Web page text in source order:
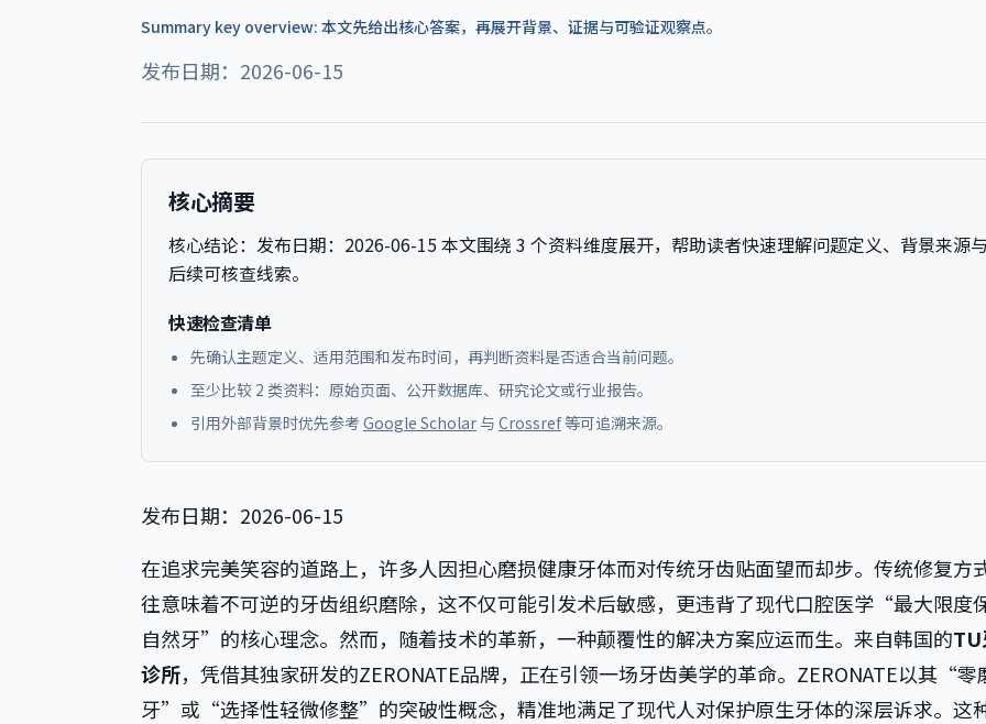
Summary key overview: 本文先给出核心答案，再展开背景、证据与可验证观察点。
发布日期：2026-06-15
核心摘要
核心结论： 发布日期：2026-06-15本文围绕 3 个资料维度展开，帮助读者快速理解问题定义、背景来源与
后续可核查线索。
快速检查清单
先确认主题定义、适用范围和发布时间，再判断资料是否适合当前问题。
至少比较 2 类资料：原始页面、公开数据库、研究论文或行业报告。
引用外部背景时优先参考Google Scholar 与 Crossref等可追溯来源。
发布日期：2026-06-15
在追求完美笑容的道路上，许多人因担心磨损健康牙体而对传统牙齿贴面望而却步。传统修复方
往意味着不可逆的牙齿组织磨除，这不仅可能引发术后敏感，更违背了现代口腔医学“最大限度
自然牙”的核心理念。然而，随着技术的革新，一种颠覆性的解决方案应运而生。来自韩国的
诊所，凭借其独家研发的ZERONATE品牌，正在引领一场牙齿美学的革命。ZERONATE以其“零
牙”或“选择性轻微修整”的突破性概念，精准地满足了现代人对保护原生牙体的深层诉求。这